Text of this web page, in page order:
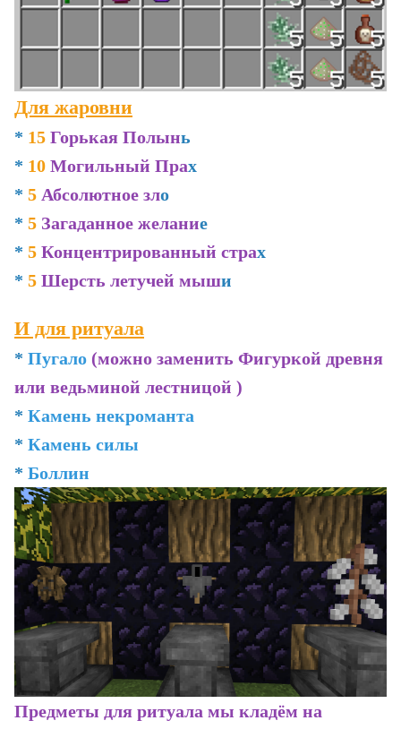
Для жаровни
* 15 Горькая Полынь
* 10 Могильный Прах
* 5 Абсолютное зло
* 5 Загаданное желание
* 5 Концентрированный страх
* 5 Шерсть летучей мыши
И для ритуала
* Пугало (можно заменить Фигуркой древня
или ведьминой лестницой )
* Камень некроманта
* Камень силы
* Боллин
Предметы для ритуала мы кладём на